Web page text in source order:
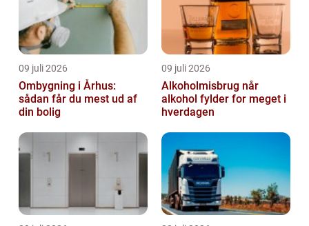
09 juli 2026
Ombygning i Århus:
sådan får du mest ud af
din bolig
09 juli 2026
Alkoholmisbrug når
alkohol fylder for meget i
hverdagen